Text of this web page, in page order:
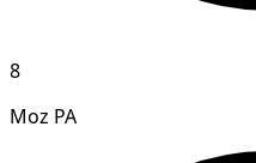
8
Moz PA